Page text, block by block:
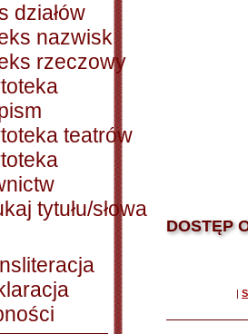
działów
nazwisk
rzeczowy
teatrów
tytułu/słowa
DOSTĘP
|